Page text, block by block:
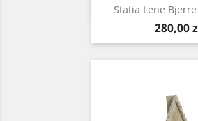
Statia Lene
Cena
280,00
Szybki